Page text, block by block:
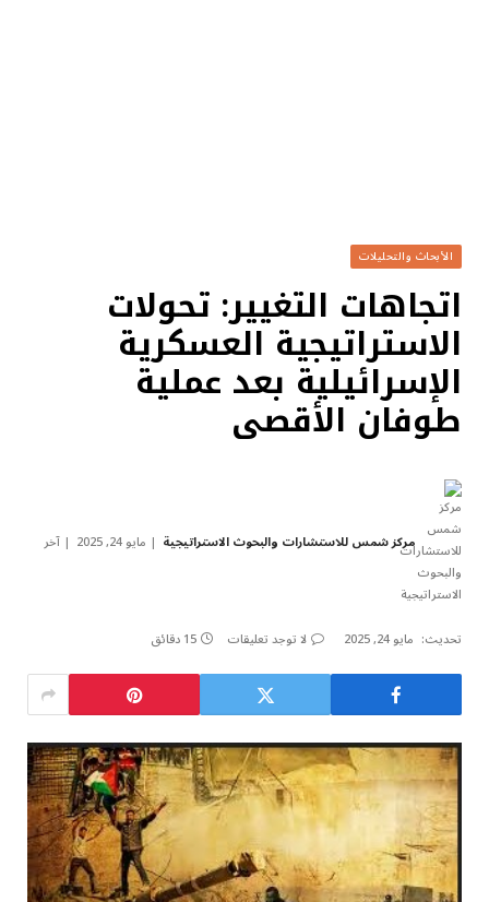
الأبحاث والتحليلات
اتجاهات التغيير: تحولات
الاستراتيجية العسكرية
الإسرائيلية بعد عملية
طوفان الأقصى
مركز شمس للاستشارات والبحوث الاستراتيجية مايو 24, 2025 آخر
تحديث: مايو 24, 2025 لا توجد تعليقات 15 دقائق